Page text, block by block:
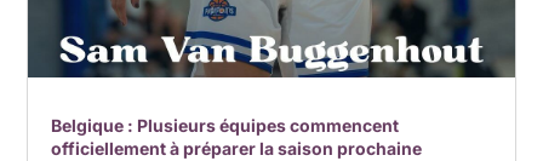
Belgique : Plusieurs équipes commencent
officiellement à préparer la saison prochaine